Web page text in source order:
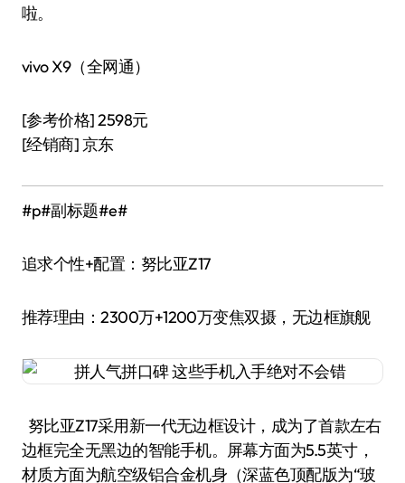
啦。
vivo X9（全网通）
[参考价格] 2598元
[经销商] 京东
#p#副标题#e#
追求个性+配置：努比亚Z17
推荐理由：2300万+1200万变焦双摄，无边框旗舰
努比亚Z17采用新一代无边框设计，成为了首款左右
边框完全无黑边的智能手机。屏幕方面为5.5英寸，
材质方面为航空级铝合金机身（深蓝色顶配版为“玻